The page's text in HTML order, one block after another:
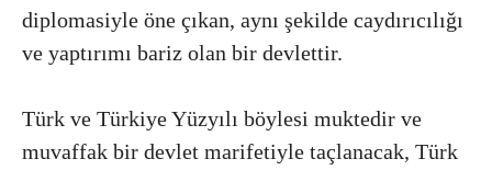
diplomasiyle öne çıkan, aynı şekilde caydırıcılığı
ve yaptırımı bariz olan bir devlettir.
Türk ve Türkiye Yüzyılı böylesi muktedir ve
muvaffak bir devlet marifetiyle taçlanacak, Türk